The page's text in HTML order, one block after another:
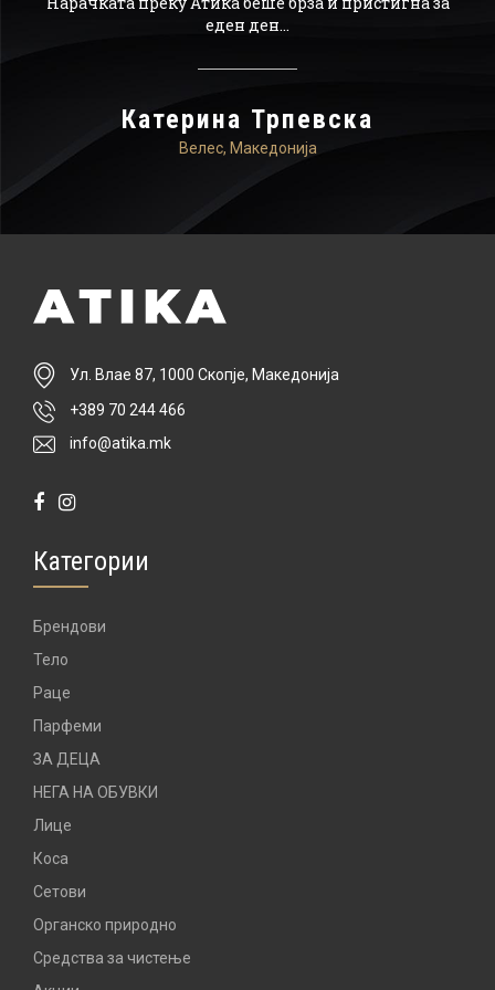
еден ден...
Катерина Трпевска
Велес, Македонија
Ул. Влае 87, 1000 Скопје, Македонија
+389 70 244 466
info@atika.mk
Категории
Брендови
Тело
Раце
Парфеми
ЗА ДЕЦА
НЕГА НА ОБУВКИ
Лице
Коса
Сетови
Органско природно
Средства за чистење